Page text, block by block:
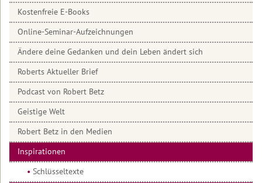
gehen
Eines
einzigen
Menschen
Liebe
Die
drei
Das
Privat-
Kind
Kostenfreie E-Books
Online-Seminar-Aufzeichnungen
Ändere deine Gedanken und dein Leben ändert sich
Roberts Aktueller Brief
Podcast von Robert Betz
Geistige Welt
Robert Betz in den Medien
Inspirationen
Schlüsseltexte